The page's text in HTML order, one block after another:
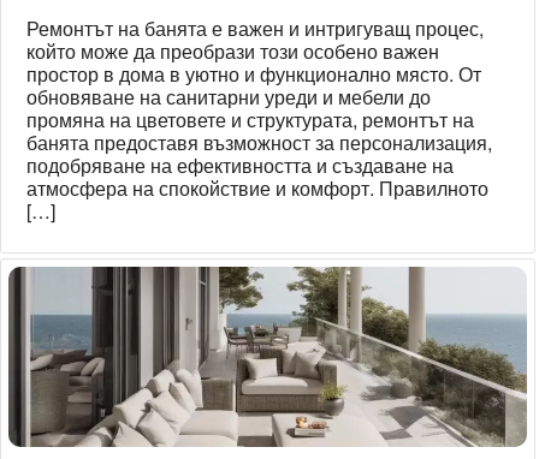
Ремонтът на банята е важен и интригуващ процес,
който може да преобрази този особено важен
простор в дома в уютно и функционално място. От
обновяване на санитарни уреди и мебели до
промяна на цветовете и структурата, ремонтът на
банята предоставя възможност за персонализация,
подобряване на ефективността и създаване на
атмосфера на спокойствие и комфорт. Правилното
[…]